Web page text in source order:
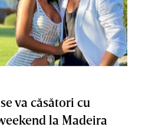
va căsători cu
la Madeira